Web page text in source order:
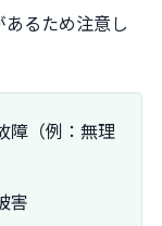
るため注意し
障（例：無理
害